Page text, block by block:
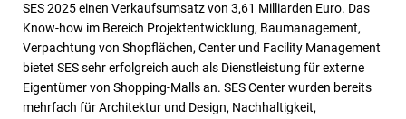
SES 2025 einen Verkaufsumsatz von 3,61 Milliarden Euro. Das
Know-how im Bereich Projektentwicklung, Baumanagement,
Verpachtung von Shopflächen, Center und Facility Management
bietet SES sehr erfolgreich auch als Dienstleistung für externe
Eigentümer von Shopping-Malls an. SES Center wurden bereits
mehrfach für Architektur und Design, Nachhaltigkeit,